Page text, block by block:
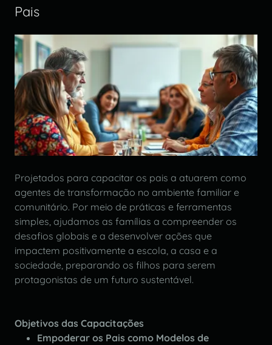
Pais
Projetados para capacitar os pais a atuarem como
agentes de transformação no ambiente familiar e
comunitário. Por meio de práticas e ferramentas
simples, ajudamos as famílias a compreender os
desafios globais e a desenvolver ações que
impactem positivamente a escola, a casa e a
sociedade, preparando os filhos para serem
protagonistas de um futuro sustentável.
Objetivos das Capacitações
Empoderar os Pais como Modelos de